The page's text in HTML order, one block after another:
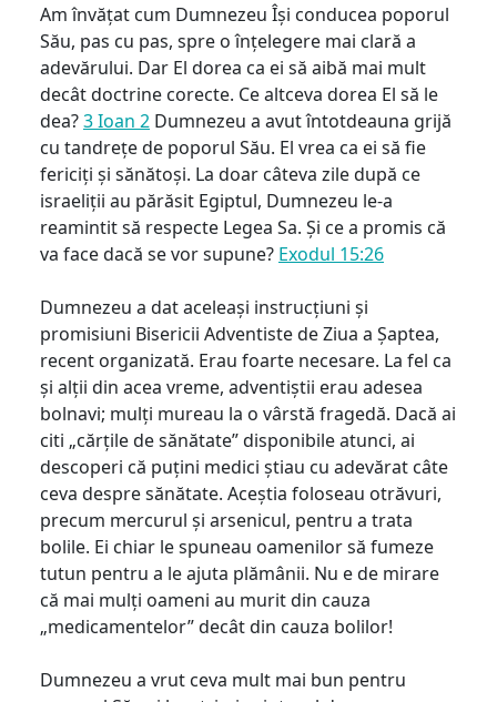
Am învățat cum Dumnezeu Își conducea poporul
Său, pas cu pas, spre o înțelegere mai clară a
adevărului. Dar El dorea ca ei să aibă mai mult
decât doctrine corecte. Ce altceva dorea El să le
dea?3 Ioan 2 Dumnezeu a avut întotdeauna grijă
cu tandrețe de poporul Său. El vrea ca ei să fie
fericiți și sănătoși. La doar câteva zile după ce
israeliții au părăsit Egiptul, Dumnezeu le-a
reamintit să respecte Legea Sa. Și ce a promis că
va face dacă se vor supune? Exodul 15:26
Dumnezeu a dat aceleași instrucțiuni și
promisiuni Bisericii Adventiste de Ziua a Șaptea,
recent organizată. Erau foarte necesare. La fel ca
și alții din acea vreme, adventiștii erau adesea
bolnavi; mulți mureau la o vârstă fragedă. Dacă ai
citi „cărțile de sănătate” disponibile atunci, ai
descoperi că puțini medici știau cu adevărat câte
ceva despre sănătate. Aceștia foloseau otrăvuri,
precum mercurul și arsenicul, pentru a trata
bolile. Ei chiar le spuneau oamenilor să fumeze
tutun pentru a le ajuta plămânii. Nu e de mirare
că mai mulți oameni au murit din cauza
„medicamentelor” decât din cauza bolilor!
Dumnezeu a vrut ceva mult mai bun pentru